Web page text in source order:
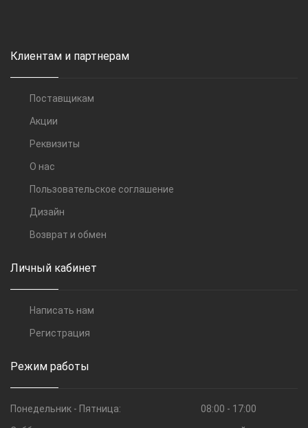
Клиентам и партнерам
Поставщикам
Акции
Реквизиты
О нас
Пользовательское соглашение
Дизайн
Возврат и обмен
Личный кабинет
Написать нам
Регистрация
Режим работы
Понедельник - Пятница:
08:00 - 17:00